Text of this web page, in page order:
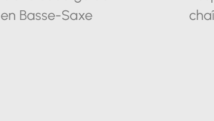
Basse-Saxe